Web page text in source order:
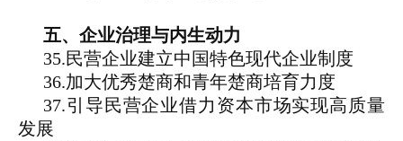
五、企业治理与内生动力
35.民营企业建立中国特色现代企业制度
36.加大优秀楚商和青年楚商培育力度
37.引导民营企业借力资本市场实现高质量
发展